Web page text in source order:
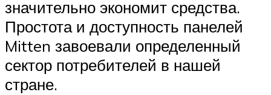
значительно экономит средства.
Простота и доступность панелей
Mitten завоевали определенный
сектор потребителей в нашей
стране.